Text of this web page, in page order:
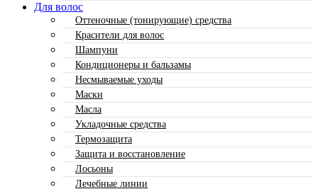
Для волос
Оттеночные (тонирующие) средства
Красители для волос
Шампуни
Кондиционеры и бальзамы
Несмываемые уходы
Маски
Масла
Укладочные средства
Термозащита
Защита и восстановление
Лосьоны
Лечебные линии